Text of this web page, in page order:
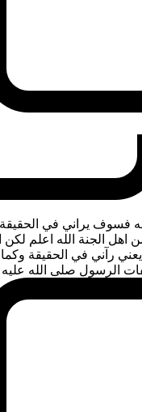
فسوف يراني في الحقيقة
الجنة الله اعلم لكن
رآني في الحقيقة
الرسول صلى الله